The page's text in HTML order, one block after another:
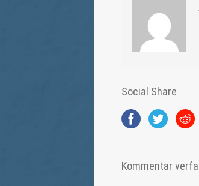
Social Share
Kommentar